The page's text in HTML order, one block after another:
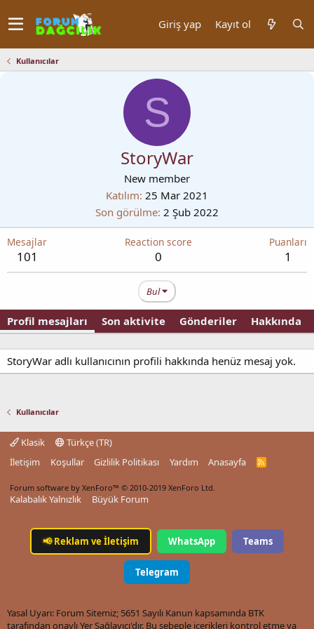
Giriş yap Kayıt ol
Kullanıcılar
S
StoryWar
New member
Katılım 25 Mar 2021
Son görülme 2 Şub 2022
Mesajlar
101
Reaction score
0
Puanları
1
Bul
Profil mesajları Son aktivite Gönderiler Hakkında
StoryWar adlı kullanıcının profili hakkında henüz mesaj yok.
Kullanıcılar
Klasik
Türkçe (TR)
İletişim
Koşullar Gizlilik Politikası Yardım Anasayfa
R
Forum software by XenForo™ © 2010-2019 XenForo Ltd.
Kalabalık Yalnızlık Büyük Forum
📢Reklam ve İletişim WhatsApp Teams
Telegram
Yasal Uyarı: Forum Sitemiz; 5651 Sayılı Kanun kapsamında BTK
tarafından onaylı Yer Sağlayıcı'dır. Bu sebeple içerikleri kontrol etme ya